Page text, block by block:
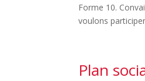
Forme 10.
voulons
Plan